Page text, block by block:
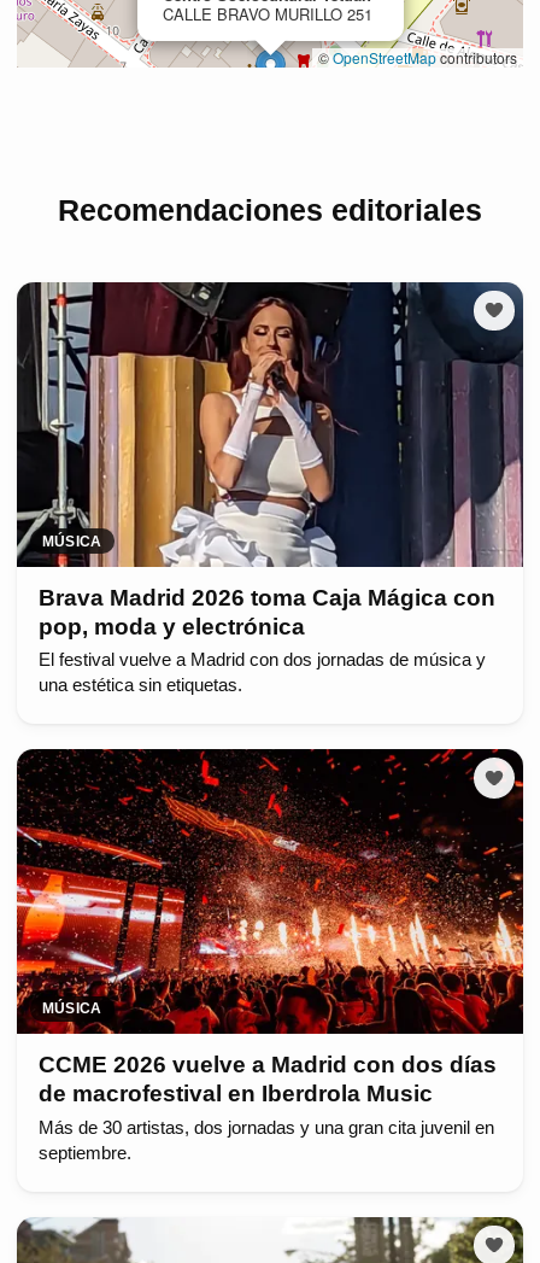
Recomendaciones editoriales
MÚSICA
Brava Madrid 2026 toma Caja Mágica con
pop, moda y electrónica
El festival vuelve a Madrid con dos jornadas de música y
una estética sin etiquetas.
MÚSICA
CCME 2026 vuelve a Madrid con dos días
de macrofestival en Iberdrola Music
Más de 30 artistas, dos jornadas y una gran cita juvenil en
septiembre.